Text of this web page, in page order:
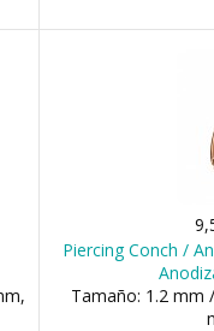
Piercing Conch /
Tamaño: 1.2 mm